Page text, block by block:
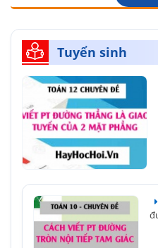
Tuyển sinh